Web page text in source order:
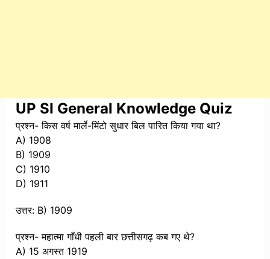
UP SI General Knowledge Quiz
प्रश्न- किस वर्ष मार्ले-मिंटो सुधार बिल पारित किया गया था?
A) 1908
B) 1909
C) 1910
D) 1911
उत्तर: B) 1909
प्रश्न- महात्मा गाँधी पहली बार छत्तीसगढ़ कब गए थे?
A) 15 अगस्त 1919